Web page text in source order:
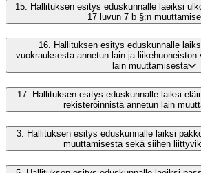
15. Hallituksen esitys eduskunnalle laeiksi
17 luvun 7 b §:n
16. Hallituksen esitys eduskunnalle
vuokrauksesta annetun lain ja liikehuoneiston
lain muuttamisesta
17. Hallituksen esitys eduskunnalle laiksi
rekisteröinnistä annetun lain
3.
Hallituksen esitys eduskunnalle laiksi
muuttamisesta sekä siihen